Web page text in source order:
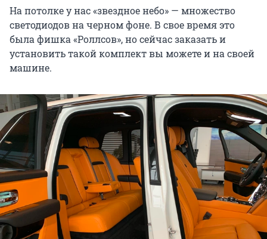
На потолке у нас «звездное небо» — множество
светодиодов на черном фоне. В свое время это
была фишка «Роллсов», но сейчас заказать и
установить такой комплект вы можете и на своей
машине.